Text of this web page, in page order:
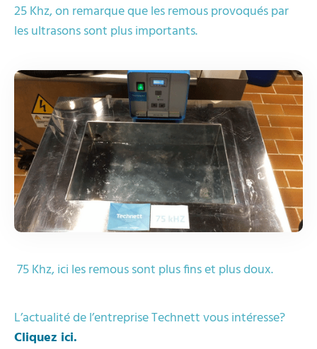
25 Khz, on remarque que les remous provoqués par
les ultrasons sont plus importants.
75 Khz, ici les remous sont plus fins et plus doux.
L’actualité de l’entreprise Technett vous intéresse?
Cliquez ici.